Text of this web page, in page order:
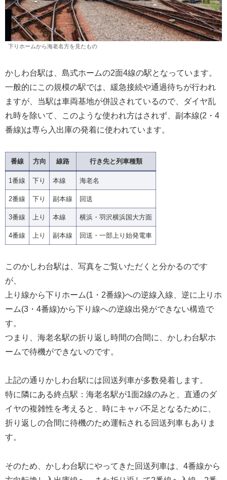
下りホームから海老名方を見たもの
かしわ台駅は、島式ホームの2面4線の駅となっています。
一般的にこの規模の駅では、緩急接続や通過待ちが行われ
ますが、当駅は車両基地が併設されているので、ダイヤ乱
れ時を除いて、このような使われ方はされず、副本線(2・4
番線)は専ら入出庫の発着に使われています。
番線 方向 線路 行き先と列車種類
1番線 下り 本線 海老名
2番線 下り 副本線 回送
3番線 上り 本線 横浜・羽沢横浜国大方面
4番線 上り 副本線 回送・一部上り始発電車
このかしわ台駅は、写真をご覧いただくと分かるのです
が、
上り線から下りホーム(1・2番線)への逆線入線、逆に上りホ
ーム(3・4番線)から下り線への逆線出発ができない構造で
す。
つまり、海老名駅の折り返し時間の合間に、かしわ台駅ホ
ームで待機ができないのです。
上記の通りかしわ台駅には回送列車が多数発着します。
特に隣にある終点駅：海老名駅が1面2線のみと、直通のダ
イヤの複雑性を考えると、時にキャパ不足となるために、
折り返しの合間に待機のため運転される回送列車もありま
す。
そのため、かしわ台駅にやってきた回送列車は、4番線から